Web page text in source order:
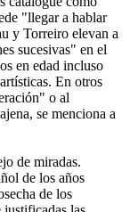
"llegar a hablar
y Torreiro elevan a
sucesivas" en el
en edad incluso
En otros
o al
se menciona a
de miradas.
de los años
de los